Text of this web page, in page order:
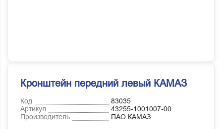
Кронштейн передний левый КАМАЗ
Код
83035
Артикул
43255-1001007-00
Производитель
ПАО КАМАЗ